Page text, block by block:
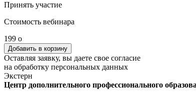
Принять участие
Стоимость вебинара
199 o
Оставляя заявку, вы даете свое согласие
на обработку персональных данных
Экстерн
Центр дополнительного профессионального